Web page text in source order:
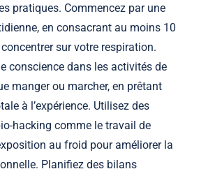
pratiques. Commencez par une
en consacrant au moins 10
sur votre respiration.
conscience dans les activités de
manger ou marcher, en prêtant
à l’expérience. Utilisez des
hacking comme le travail de
au froid pour améliorer la
Planifiez des bilans